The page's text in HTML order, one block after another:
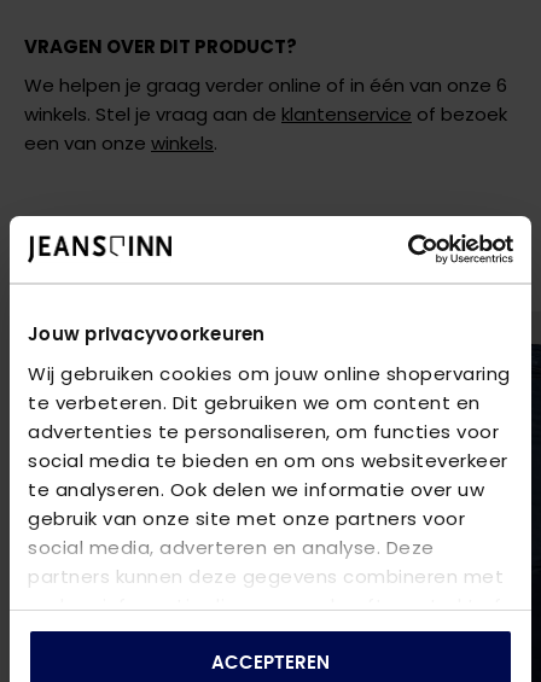
Jouw privacyvoorkeuren
Wij gebruiken cookies om jouw online shopervaring
te verbeteren. Dit gebruiken we om content en
advertenties te personaliseren, om functies voor
social media te bieden en om ons websiteverkeer
te analyseren. Ook delen we informatie over uw
gebruik van onze site met onze partners voor
social media, adverteren en analyse. Deze
partners kunnen deze gegevens combineren met
andere informatie die u aan ze heeft verstrekt of
die ze hebben verzameld op basis van uw gebruik
ACCEPTEREN
VRAGEN OVER DIT PRODUCT?
We helpen je graag verder online of in één van onze 6
winkels. Stel je vraag aan de klantenservice of bezoek
een van onze winkels.
AANBEVOLEN VOOR JOU
Shop hier de meest recente jeans van New Star